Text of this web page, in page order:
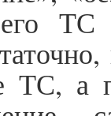
ТС, а